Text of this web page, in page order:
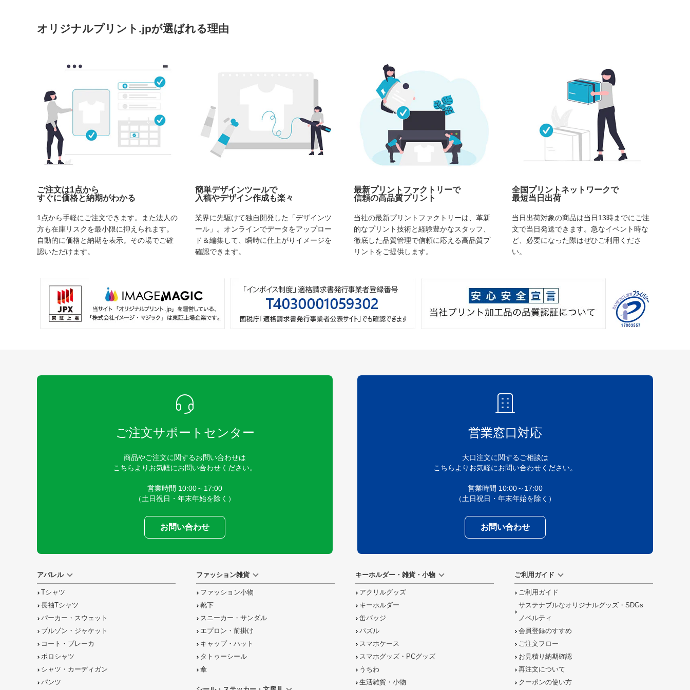
オリジナルプリント.jpが選ばれる理由
ご注文は1点から
すぐに価格と納期がわかる
1点から手軽にご注文できます。また法人の
方も在庫リスクを最小限に抑えられます。
自動的に価格と納期を表示。その場でご確
認いただけます。
簡単デザインツールで
入稿やデザイン作成も楽々
業界に先駆けて独自開発した「デザインツ
ール」。オンラインでデータをアップロー
ド＆編集して、瞬時に仕上がりイメージを
確認できます。
最新プリントファクトリーで
信頼の高品質プリント
当社の最新プリントファクトリーは、革新
的なプリント技術と経験豊かなスタッフ、
徹底した品質管理で信頼に応える高品質プ
リントをご提供します。
全国プリントネットワークで
最短当日出荷
当日出荷対象の商品は当日13時までにご注
文で当日発送できます。急なイベント時な
ど、必要になった際はぜひご利用くださ
い。
ご注文サポートセンター
商品やご注文に関するお問い合わせは
こちらよりお気軽にお問い合わせください。
営業時間 10:00～17:00
（土日祝日・年末年始を除く）
お問い合わせ
営業窓口対応
大口注文に関するご相談は
こちらよりお気軽にお問い合わせください。
営業時間 10:00～17:00
（土日祝日・年末年始を除く）
お問い合わせ
アパレル
Tシャツ
長袖Tシャツ
パーカー・スウェット
ブルゾン・ジャケット
コート・ブレーカ
ポロシャツ
シャツ・カーディガン
パンツ
ファッション雑貨
ファッション小物
靴下
スニーカー・サンダル
エプロン・前掛け
キャップ・ハット
タトゥーシール
傘
キーホルダー・雑貨・小物
アクリルグッズ
キーホルダー
缶バッジ
パズル
スマホケース
スマホグッズ・PCグッズ
うちわ
生活雑貨・小物
ご利用ガイド
ご利用ガイド
サステナブルなオリジナルグッズ・SDGs
ノベルティ
会員登録のすすめ
ご注文フロー
お見積り納期確認
再注文について
クーポンの使い方